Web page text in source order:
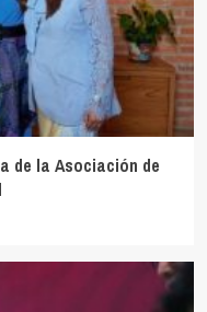
de la Asociación de